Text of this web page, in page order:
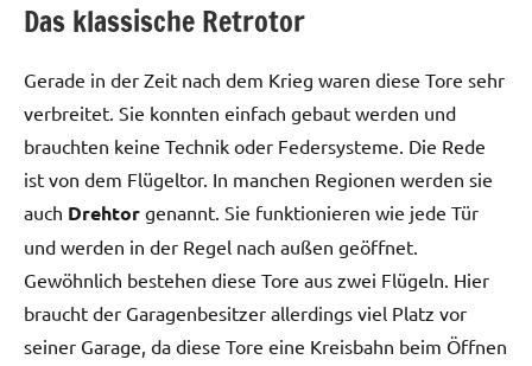
Das klassische Retrotor
Gerade in der Zeit nach dem Krieg waren diese Tore sehr
verbreitet. Sie konnten einfach gebaut werden und
brauchten keine Technik oder Federsysteme. Die Rede
ist von dem Flügeltor. In manchen Regionen werden sie
auch Drehtor genannt. Sie funktionieren wie jede Tür
und werden in der Regel nach außen geöffnet.
Gewöhnlich bestehen diese Tore aus zwei Flügeln. Hier
braucht der Garagenbesitzer allerdings viel Platz vor
seiner Garage, da diese Tore eine Kreisbahn beim Öffnen